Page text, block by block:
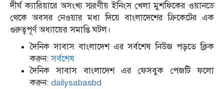
দীর্ঘ ক্যারিয়ারে অসংখ্য স্মরণীয় ইনিংস খেলা মুশফিকের ওয়ানডে
থেকে অবসর নেওয়ার মধ্য দিয়ে বাংলাদেশের ক্রিকেটের এক
গুরুত্বপূর্ণ অধ্যায়ের সমাপ্তি ঘটল।
দৈনিক সাবাস বাংলাদেশ এর সর্বশেষ নিউজ পড়তে ক্লিক
করুন:সর্বশেষ
দৈনিক সাবাস বাংলাদেশ এর ফেসবুক পেজটি ফলো
করুন: dailysabasbd